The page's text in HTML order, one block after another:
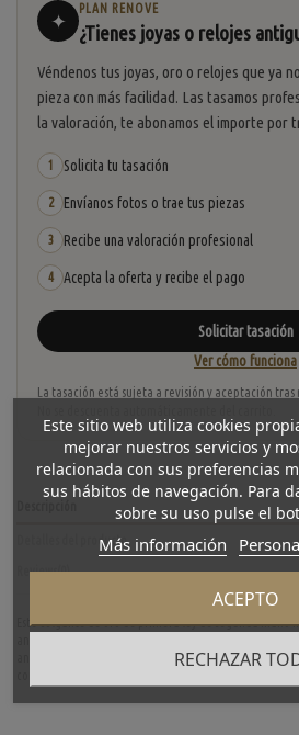
✦
PLAN RENOVE
¿Tienes joyas o relojes
Véndenos tus joyas, oro o relojes que ya
pieza con más facilidad. Las tasamos
la valoración, te abonamos el importe por
1 Solicita tu tasación
2 Envíanos fotos o trae tus piezas
3 Recibe una valoración profesional
4 Acepta la oferta y recibe el pago
Solicitar tasación
Ver cómo funciona
La tasación está sujeta a revisión y aceptación
Detalles del producto
Reviews(0)
Este colgante de oro de primera ley de segunda mano
ancla y simbólico con la virgen en la parte frontal,
Este sitio web utiliza cookies
mejorar nuestros servicios y
relacionada con sus preferencias
sus hábitos de navegación. Para
sobre su uso pulse el
Más información
RECHAZAR
ACEPTO